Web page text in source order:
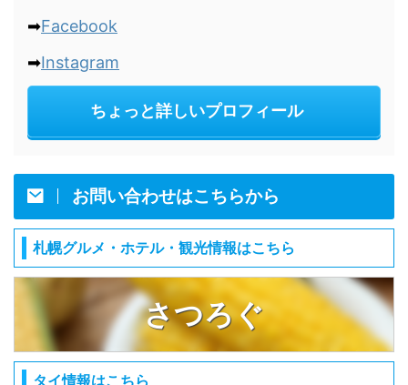
➡Facebook
➡Instagram
ちょっと詳しいプロフィール
お問い合わせはこちらから
札幌グルメ・ホテル・観光情報はこちら
さつろぐ
タイ情報はこちら